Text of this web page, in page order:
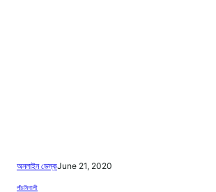
অনলাইন ডেস্কJune 21, 2020
পাঁচমিশালী